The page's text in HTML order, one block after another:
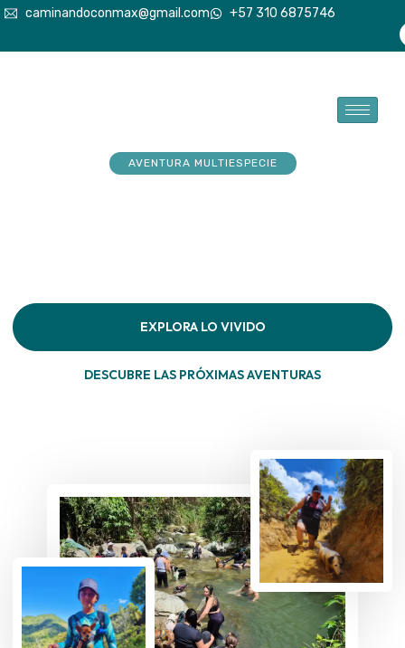
caminandoconmax@gmail.com +57 310 6875746
AVENTURA MULTIESPECIE
EXPLORA LO VIVIDO
DESCUBRE LAS PRÓXIMAS AVENTURAS